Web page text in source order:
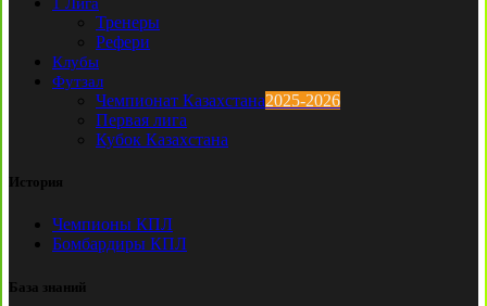
Тренеры
Рефери
Клубы
Футзал
Чемпионат Казахстана2025-2026
Первая лига
Кубок Казахстана
История
Чемпионы КПЛ
Бомбардиры КПЛ
База знаний